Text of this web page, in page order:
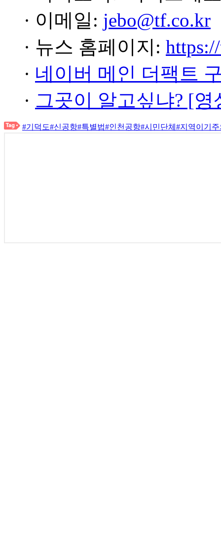
· 이메일: jebo@tf.co.kr
· 뉴스 홈페이지:
· 네이버 메인 더팩트
· 그곳이 알고싶냐? [
#기덕도#신공항#특별법#인천공항#시민단체 #지역이기주